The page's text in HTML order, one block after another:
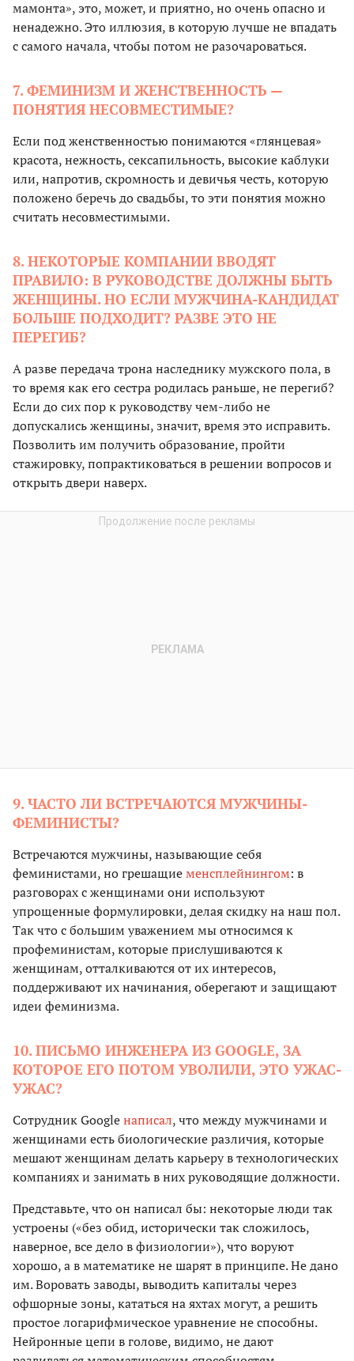
мамонта», это, может, и приятно, но очень опасно и
ненадежно. Это иллюзия, в которую лучше не впадать
с самого начала, чтобы потом не разочароваться.
7. ФЕМИНИЗМ И ЖЕНСТВЕННОСТЬ —
ПОНЯТИЯ НЕСОВМЕСТИМЫЕ?
Если под женственностью понимаются «глянцевая»
красота, нежность, сексапильность, высокие каблуки
или, напротив, скромность и девичья честь, которую
положено беречь до свадьбы, то эти понятия можно
считать несовместимыми.
8. НЕКОТОРЫЕ КОМПАНИИ ВВОДЯТ
ПРАВИЛО: В РУКОВОДСТВЕ ДОЛЖНЫ БЫТЬ
ЖЕНЩИНЫ. НО ЕСЛИ МУЖЧИНА-КАНДИДАТ
БОЛЬШЕ ПОДХОДИТ? РАЗВЕ ЭТО НЕ
ПЕРЕГИБ?
А разве передача трона наследнику мужского пола, в
то время как его сестра родилась раньше, не перегиб?
Если до сих пор к руководству чем-либо не
допускались женщины, значит, время это исправить.
Позволить им получить образование, пройти
стажировку, попрактиковаться в решении вопросов и
открыть двери наверх.
9. ЧАСТО ЛИ ВСТРЕЧАЮТСЯ МУЖЧИНЫ-
ФЕМИНИСТЫ?
Встречаются мужчины, называющие себя
феминистами, но грешащиеменсплейнингом: в
разговорах с женщинами они используют
упрощенные формулировки, делая скидку на наш пол.
Так что с большим уважением мы относимся к
профеминистам, которые прислушиваются к
женщинам, отталкиваются от их интересов,
поддерживают их начинания, оберегают и защищают
идеи феминизма.
10. ПИСЬМО ИНЖЕНЕРА ИЗ GOOGLE, ЗА
КОТОРОЕ ЕГО ПОТОМ УВОЛИЛИ, ЭТО УЖАС-
УЖАС?
Сотрудник Googleнаписал, что между мужчинами и
женщинами есть биологические различия, которые
мешают женщинам делать карьеру в технологических
компаниях и занимать в них руководящие должности.
Представьте, что он написал бы: некоторые люди так
устроены («без обид, исторически так сложилось,
наверное, все дело в физиологии»), что воруют
хорошо, а в математике не шарят в принципе. Не дано
им. Воровать заводы, выводить капиталы через
офшорные зоны, кататься на яхтах могут, а решить
простое логарифмическое уравнение не способны.
Нейронные цепи в голове, видимо, не дают